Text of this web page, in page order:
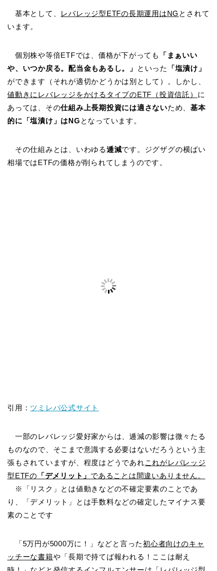
基本として、 レバレッジ型ETFの長期運用はNG とされて
います。
個別株や等倍ETFでは、価格が下がっても
「まぁいい
や、いつか戻る。配当金もあるし。」
といった
「塩漬け」
ができます（それが適切かどうかは別として）。しかし、
値動きにレバレッジをかけるタイプのETF（投資信託） に
あっては、その仕組み上長期投資には適さないため、基本
的に「塩漬け」はNG となっています。
その仕組みとは、いわゆる逓減です。ジグザグの横ばい
相場ではETFの価格が削られてしまうのです。
引用： ツミレバ公式サイト
一部のレバレッジ愛好家からは、逓減の影響は微々たる
ものなので、そこまで意識する必要はないだろうという主
張もされていますが、程度はどうであれこれがレバレッジ
型ETFの 「デメリット」 であることは間違いありません。
※「リスク」とは値動きなどの不確定要素のことであ
り、「デメリット」とは手数料などの確定したマイナス要
素のことです
「5万円が5000万に！」などと言った初心者向けのキャ
ッチーな書籍や「長期で持てば報われる！ここは耐え